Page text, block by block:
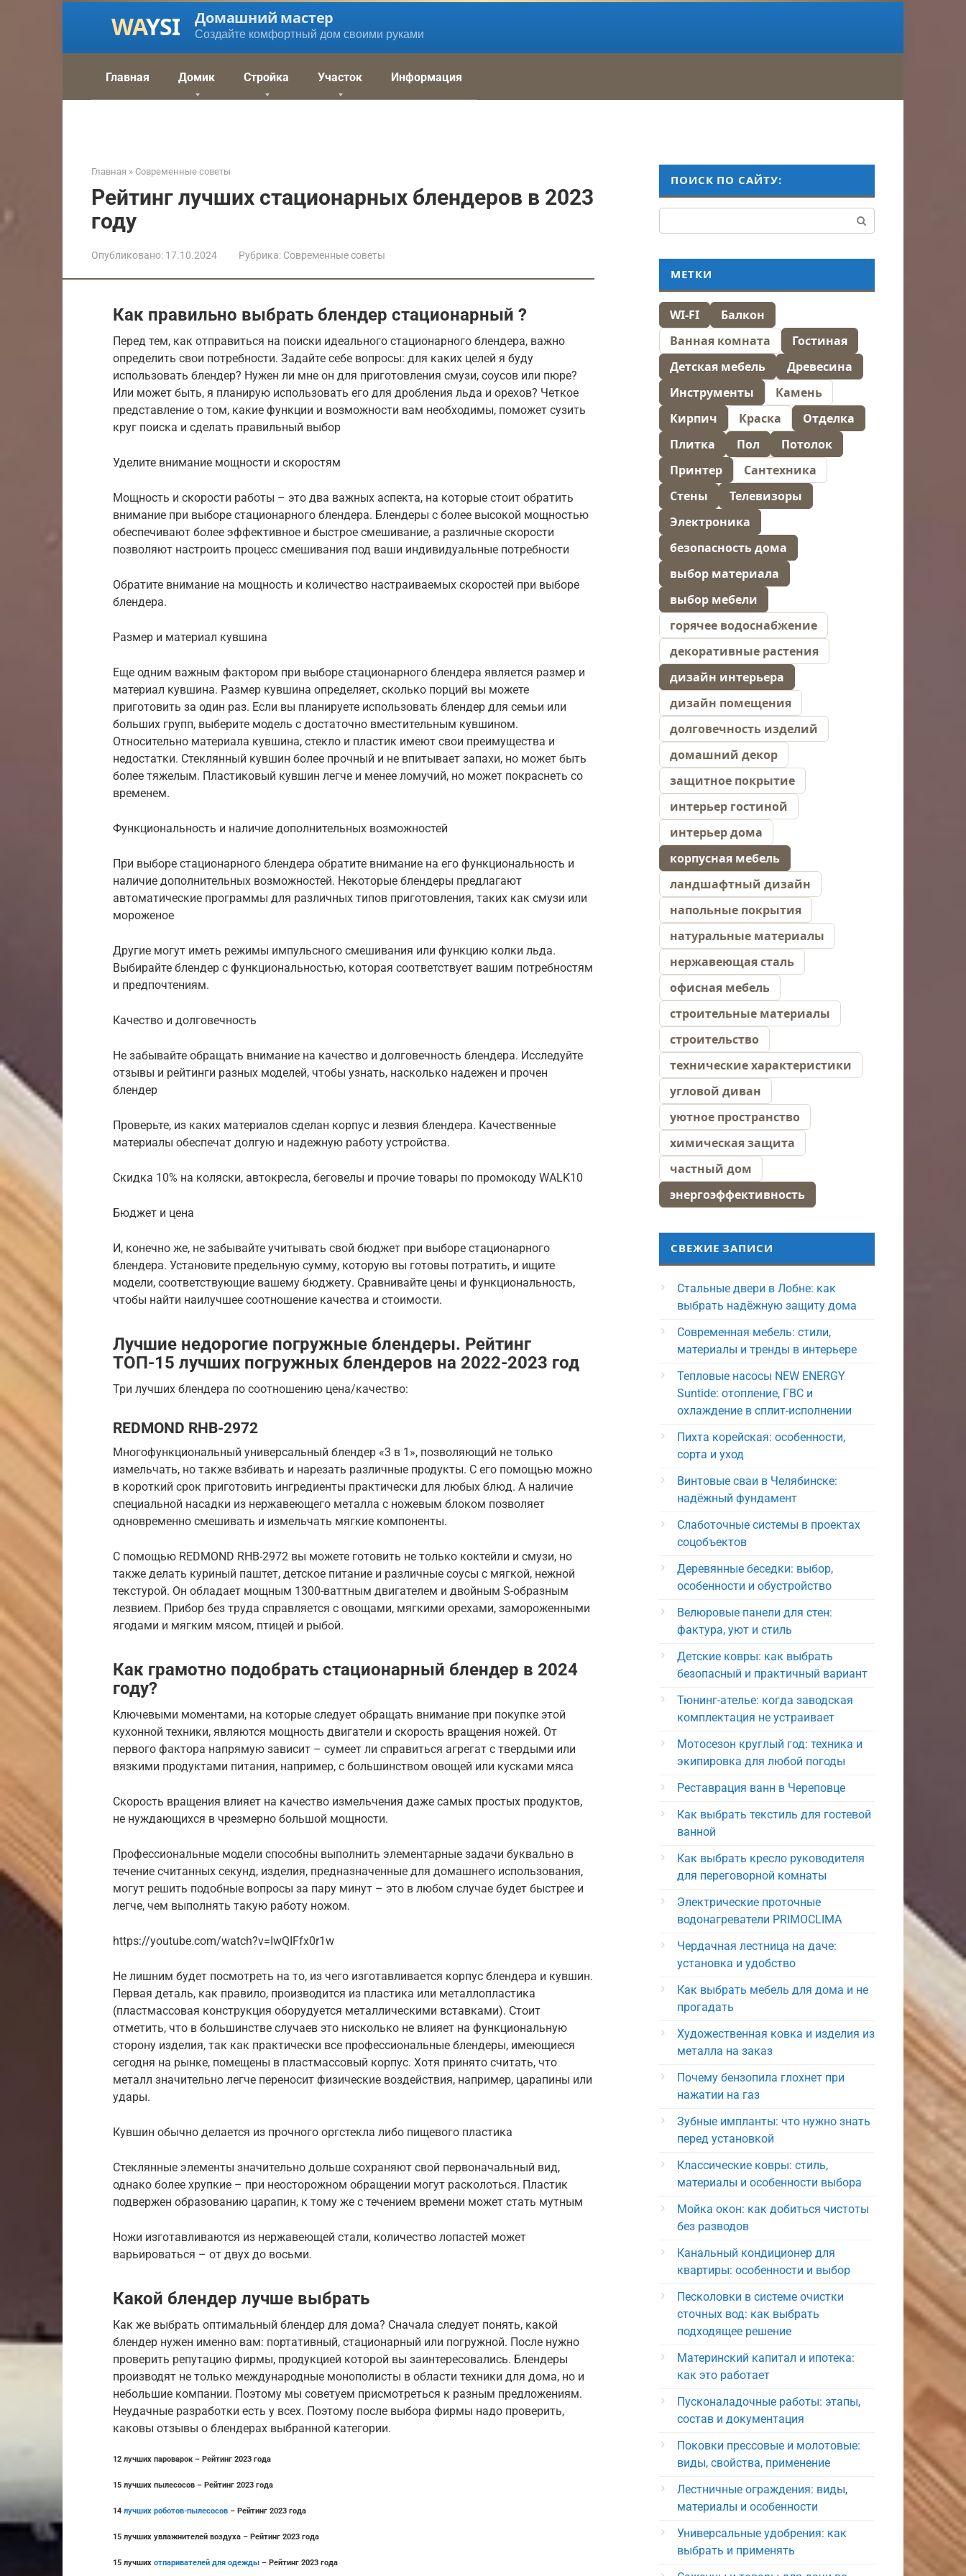
Домашний мастер
Создайте комфортный дом своими руками
Главная Домик Стройка Участок Информация
Главная » Современные советы
Рейтинг лучших стационарных блендеров в 2023
году
Опубликовано: 17.10.2024 Рубрика: Современные советы
Как правильно выбрать блендер стационарный ?
Перед тем, как отправиться на поиски идеального стационарного блендера, важно
определить свои потребности. Задайте себе вопросы: для каких целей я буду
использовать блендер? Нужен ли мне он для приготовления смузи, соусов или пюре?
Или может быть, я планирую использовать его для дробления льда и орехов? Четкое
представление о том, какие функции и возможности вам необходимы, поможет сузить
круг поиска и сделать правильный выбор
Уделите внимание мощности и скоростям
Мощность и скорости работы – это два важных аспекта, на которые стоит обратить
внимание при выборе стационарного блендера. Блендеры с более высокой мощностью
обеспечивают более эффективное и быстрое смешивание, а различные скорости
позволяют настроить процесс смешивания под ваши индивидуальные потребности
Обратите внимание на мощность и количество настраиваемых скоростей при выборе
блендера.
Размер и материал кувшина
Еще одним важным фактором при выборе стационарного блендера является размер и
материал кувшина. Размер кувшина определяет, сколько порций вы можете
приготовить за один раз. Если вы планируете использовать блендер для семьи или
больших групп, выберите модель с достаточно вместительным кувшином.
Относительно материала кувшина, стекло и пластик имеют свои преимущества и
недостатки. Стеклянный кувшин более прочный и не впитывает запахи, но может быть
более тяжелым. Пластиковый кувшин легче и менее ломучий, но может покраснеть со
временем.
Функциональность и наличие дополнительных возможностей
При выборе стационарного блендера обратите внимание на его функциональность и
наличие дополнительных возможностей. Некоторые блендеры предлагают
автоматические программы для различных типов приготовления, таких как смузи или
мороженое
Другие могут иметь режимы импульсного смешивания или функцию колки льда.
Выбирайте блендер с функциональностью, которая соответствует вашим потребностям
и предпочтениям.
Качество и долговечность
Не забывайте обращать внимание на качество и долговечность блендера. Исследуйте
отзывы и рейтинги разных моделей, чтобы узнать, насколько надежен и прочен
блендер
Проверьте, из каких материалов сделан корпус и лезвия блендера. Качественные
материалы обеспечат долгую и надежную работу устройства.
Скидка 10% на коляски, автокресла, беговелы и прочие товары по промокоду WALK10
Бюджет и цена
И, конечно же, не забывайте учитывать свой бюджет при выборе стационарного
блендера. Установите предельную сумму, которую вы готовы потратить, и ищите
модели, соответствующие вашему бюджету. Сравнивайте цены и функциональность,
чтобы найти наилучшее соотношение качества и стоимости.
Лучшие недорогие погружные блендеры. Рейтинг
ТОП-15 лучших погружных блендеров на 2022-2023 год
Три лучших блендера по соотношению цена/качество:
REDMOND RHB-2972
Многофункциональный универсальный блендер «3 в 1», позволяющий не только
измельчать, но также взбивать и нарезать различные продукты. С его помощью можно
в короткий срок приготовить ингредиенты практически для любых блюд. А наличие
специальной насадки из нержавеющего металла с ножевым блоком позволяет
одновременно смешивать и измельчать мягкие компоненты.
С помощью REDMOND RHB-2972 вы можете готовить не только коктейли и смузи, но
также делать куриный паштет, детское питание и различные соусы с мягкой, нежной
текстурой. Он обладает мощным 1300-ваттным двигателем и двойным S-образным
лезвием. Прибор без труда справляется с овощами, мягкими орехами, замороженными
ягодами и мягким мясом, птицей и рыбой.
Как грамотно подобрать стационарный блендер в 2024
году?
Ключевыми моментами, на которые следует обращать внимание при покупке этой
кухонной техники, являются мощность двигатели и скорость вращения ножей. От
первого фактора напрямую зависит – сумеет ли справиться агрегат с твердыми или
вязкими продуктами питания, например, с большинством овощей или кусками мяса
Скорость вращения влияет на качество измельчения даже самых простых продуктов,
не нуждающихся в чрезмерно большой мощности.
Профессиональные модели способны выполнить элементарные задачи буквально в
течение считанных секунд, изделия, предназначенные для домашнего использования,
могут решить подобные вопросы за пару минут – это в любом случае будет быстрее и
легче, чем выполнять такую работу ножом.
https://youtube.com/watch?v=IwQIFfx0r1w
Не лишним будет посмотреть на то, из чего изготавливается корпус блендера и кувшин.
Первая деталь, как правило, производится из пластика или металлопластика
(пластмассовая конструкция оборудуется металлическими вставками). Стоит
отметить, что в большинстве случаев это нисколько не влияет на функциональную
сторону изделия, так как практически все профессиональные блендеры, имеющиеся
сегодня на рынке, помещены в пластмассовый корпус. Хотя принято считать, что
металл значительно легче переносит физические воздействия, например, царапины или
удары.
Кувшин обычно делается из прочного оргстекла либо пищевого пластика
Стеклянные элементы значительно дольше сохраняют свой первоначальный вид,
однако более хрупкие – при неосторожном обращении могут расколоться. Пластик
подвержен образованию царапин, к тому же с течением времени может стать мутным
Ножи изготавливаются из нержавеющей стали, количество лопастей может
варьироваться – от двух до восьми.
Какой блендер лучше выбрать
Как же выбрать оптимальный блендер для дома? Сначала следует понять, какой
блендер нужен именно вам: портативный, стационарный или погружной. После нужно
проверить репутацию фирмы, продукцией которой вы заинтересовались. Блендеры
производят не только международные монополисты в области техники для дома, но и
небольшие компании. Поэтому мы советуем присмотреться к разным предложениям.
Неудачные разработки есть у всех. Поэтому после выбора фирмы надо проверить,
каковы отзывы о блендерах выбранной категории.
12 лучших пароварок – Рейтинг 2023 года
15 лучших пылесосов – Рейтинг 2023 года
14 лучших роботов-пылесосов – Рейтинг 2023 года
15 лучших увлажнителей воздуха – Рейтинг 2023 года
15 лучших отпаривателей для одежды – Рейтинг 2023 года
ПОИСК ПО САЙТУ:
МЕТКИ
WI-FI
Балкон
Ванная комната
Гостиная
Детская мебель
Древесина
Инструменты
Камень
Кирпич
Краска
Отделка
Плитка
Пол
Потолок
Принтер
Сантехника
Стены
Телевизоры
Электроника
безопасность дома
выбор материала
выбор мебели
горячее водоснабжение
декоративные растения
дизайн интерьера
дизайн помещения
долговечность изделий
домашний декор
защитное покрытие
интерьер гостиной
интерьер дома
корпусная мебель
ландшафтный дизайн
напольные покрытия
натуральные материалы
нержавеющая сталь
офисная мебель
строительные материалы
строительство
технические характеристики
угловой диван
уютное пространство
химическая защита
частный дом
энергоэффективность
СВЕЖИЕ ЗАПИСИ
Стальные двери в Лобне: как
выбрать надёжную защиту дома
Современная мебель: стили,
материалы и тренды в интерьере
Тепловые насосы NEW ENERGY
Suntide: отопление, ГВС и
охлаждение в сплит-исполнении
Пихта корейская: особенности,
сорта и уход
Винтовые сваи в Челябинске:
надёжный фундамент
Слаботочные системы в проектах
соцобъектов
Деревянные беседки: выбор,
особенности и обустройство
Велюровые панели для стен:
фактура, уют и стиль
Детские ковры: как выбрать
безопасный и практичный вариант
Тюнинг-ателье: когда заводская
комплектация не устраивает
Мотосезон круглый год: техника и
экипировка для любой погоды
Реставрация ванн в Череповце
Как выбрать текстиль для гостевой
ванной
Как выбрать кресло руководителя
для переговорной комнаты
Электрические проточные
водонагреватели PRIMOCLIMA
Чердачная лестница на даче:
установка и удобство
Как выбрать мебель для дома и не
прогадать
Художественная ковка и изделия из
металла на заказ
Почему бензопила глохнет при
нажатии на газ
Зубные импланты: что нужно знать
перед установкой
Классические ковры: стиль,
материалы и особенности выбора
Мойка окон: как добиться чистоты
без разводов
Канальный кондиционер для
квартиры: особенности и выбор
Песколовки в системе очистки
сточных вод: как выбрать
подходящее решение
Материнский капитал и ипотека:
как это работает
Пусконаладочные работы: этапы,
состав и документация
Поковки прессовые и молотовые:
виды, свойства, применение
Лестничные ограждения: виды,
материалы и особенности
Универсальные удобрения: как
выбрать и применять